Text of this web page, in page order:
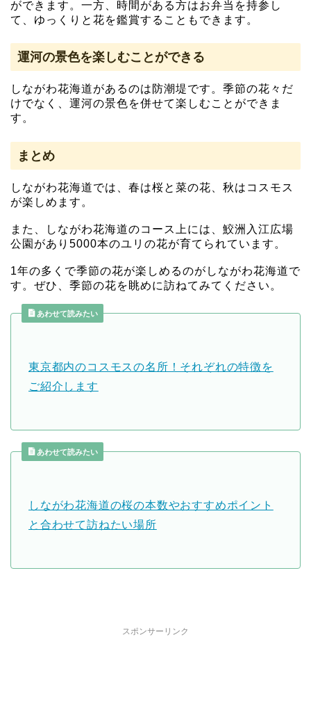
ができます。一方、時間がある方はお弁当を持参し
て、ゆっくりと花を鑑賞することもできます。
運河の景色を楽しむことができる
しながわ花海道があるのは防潮堤です。季節の花々だ
けでなく、運河の景色を併せて楽しむことができま
す。
まとめ
しながわ花海道では、春は桜と菜の花、秋はコスモス
が楽しめます。
また、しながわ花海道のコース上には、鮫洲入江広場
公園があり5000本のユリの花が育てられています。
1年の多くで季節の花が楽しめるのがしながわ花海道で
す。ぜひ、季節の花を眺めに訪ねてみてください。
あわせて読みたい
東京都内のコスモスの名所！それぞれの特徴を
ご紹介します
あわせて読みたい
しながわ花海道の桜の本数やおすすめポイント
と合わせて訪ねたい場所
スポンサーリンク